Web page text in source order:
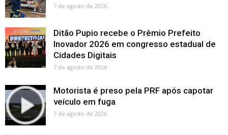
7 de agosto de 2026
Ditão Pupio recebe o Prêmio Prefeito
Inovador 2026 em congresso estadual de
Cidades Digitais
7 de agosto de 2026
Motorista é preso pela PRF após capotar
veículo em fuga
7 de agosto de 2026